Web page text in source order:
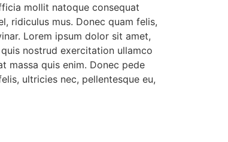
mollit natoque consequat
ridiculus mus. Donec quam felis,
Lorem ipsum dolor sit amet,
nostrud exercitation ullamco
massa quis enim. Donec pede
ultricies nec, pellentesque eu,